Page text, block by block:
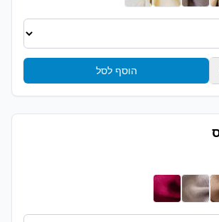
הוסף לסל